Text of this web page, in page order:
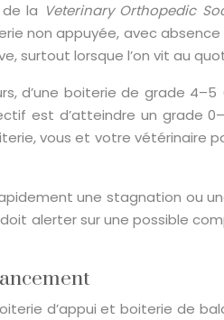
la Veterinary Orthopedic
non appuyée, avec
lorsque l’on vit au
d’une boiterie de grade
est d’atteindre un grade
vous et votre vétérinaire
une stagnation ou
alerter sur une possible
d’appui et boiterie de